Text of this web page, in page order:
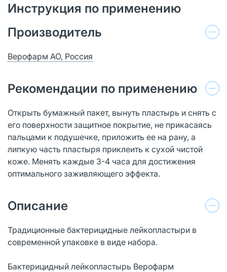
Инструкция по применению
Производитель
Верофарм АО, Россия
Рекомендации по применению
Открыть бумажный пакет, вынуть пластырь и снять с
его поверхности защитное покрытие, не прикасаясь
пальцами к подушечке, приложить ее на рану, а
липкую часть пластыря приклеить к сухой чистой
коже. Менять каждые 3-4 часа для достижения
оптимального заживляющего эффекта.
Описание
Традиционные бактерицидные лейкопластыри в
современной упаковке в виде набора.
Бактерицидный лейкопластырь Верофарм